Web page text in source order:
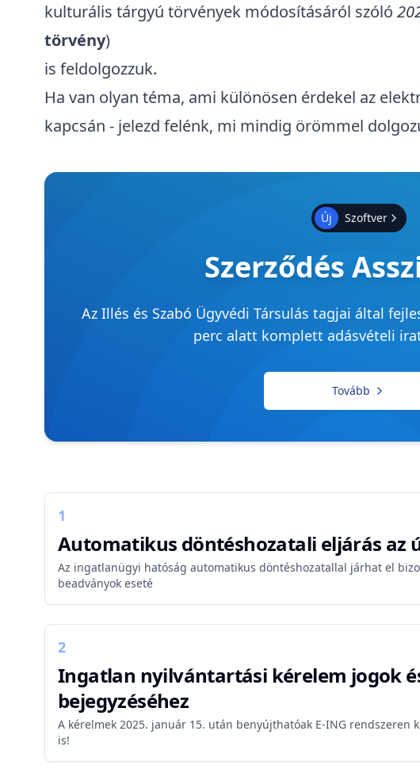
kulturális tárgyú törvények módosításáról szóló
törvény)
is feldolgozzuk.
Ha van olyan téma, ami különösen érdekel az
kapcsán - jelezd felénk, mi mindig örömmel
Új Szoftver
Szerződés
Az Illés és Szabó Ügyvédi Társulás tagjai által
perc alatt komplett adásvételi
Tovább
1
Automatikus döntéshozatali eljárás az
Az ingatlanügyi hatóság automatikus döntéshozatallal járhat el
beadványok eseté
2
Ingatlan nyilvántartási kérelem jogok
bejegyzéséhez
A kérelmek 2025. január 15. után benyújthatóak E-ING rendszeren
is!